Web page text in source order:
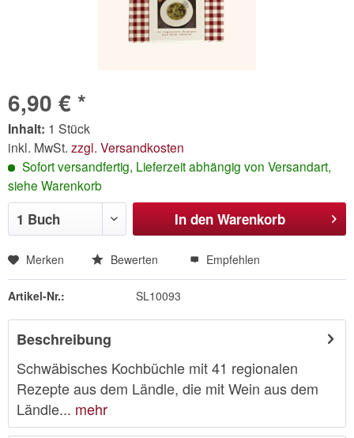
6,90 € *
Inhalt: 1 Stück
inkl. MwSt. zzgl. Versandkosten
Sofort versandfertig, Lieferzeit abhängig von Versandart,
siehe Warenkorb
In den Warenkorb
Merken Bewerten Empfehlen
Artikel-Nr.: SL10093
Beschreibung
Schwäbisches Kochbüchle mit 41 regionalen
Rezepte aus dem Ländle, die mit Wein aus dem
Ländle... mehr